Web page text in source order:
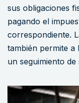
sus obligaciones
pagando el
correspondiente.
también permite a
un seguimiento